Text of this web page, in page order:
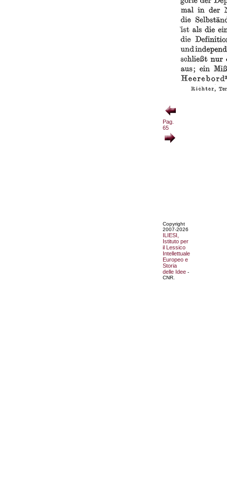
Pag.
65
Copyright
2007-2026
ILIESI,
Istituto per
il Lessico
Intellettuale
Europeo e
Storia
delle Idee -
CNR.